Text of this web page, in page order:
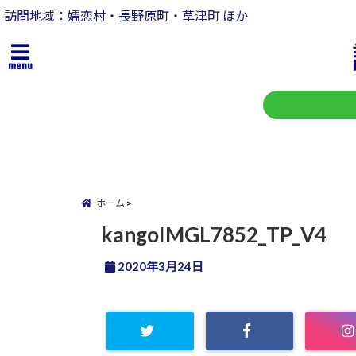
訪問地域：嬬恋村・長野原町・草津町 ほか
menu
ホーム
kangoIMGL7852_TP_V4
2020年3月24日